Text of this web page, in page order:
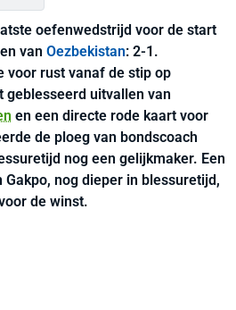
oefenwedstrijd voor de start
van Oezbekistan: 2-1.
voor rust vanaf de stip op
geblesseerd uitvallen van
en een directe rode kaart voor
de ploeg van bondscoach
nog een gelijkmaker. Een
nog dieper in blessuretijd,
de winst.